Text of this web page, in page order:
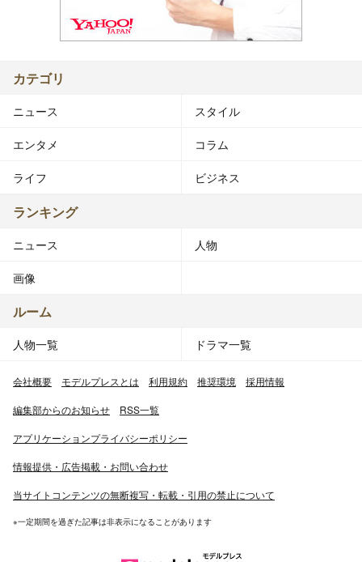
カテゴリ
ニュース スタイル
エンタメ コラム
ライフ ビジネス
ランキング
ニュース 人物
画像
ルーム
人物一覧 ドラマ一覧
会社概要 モデルプレスとは 利用規約 推奨環境 採用情報
編集部からのお知らせ RSS一覧
アプリケーションプライバシーポリシー
情報提供・広告掲載・お問い合わせ
当サイトコンテンツの無断複写・転載・引用の禁止について
※一定期間を過ぎた記事は非表示になることがあります